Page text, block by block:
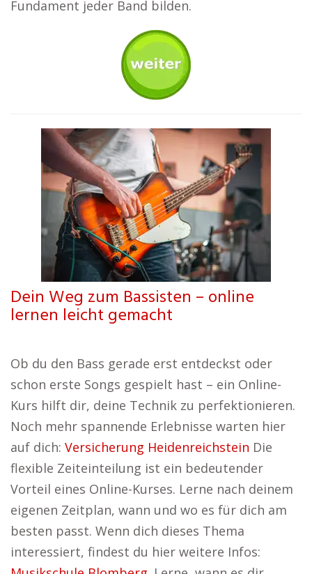
Fundament jeder Band bilden.
Dein Weg zum Bassisten – online
lernen leicht gemacht
Ob du den Bass gerade erst entdeckst oder
schon erste Songs gespielt hast – ein Online-
Kurs hilft dir, deine Technik zu perfektionieren.
Noch mehr spannende Erlebnisse warten hier
auf dich: Versicherung Heidenreichstein Die
flexible Zeiteinteilung ist ein bedeutender
Vorteil eines Online-Kurses. Lerne nach deinem
eigenen Zeitplan, wann und wo es für dich am
besten passt. Wenn dich dieses Thema
interessiert, findest du hier weitere Infos: